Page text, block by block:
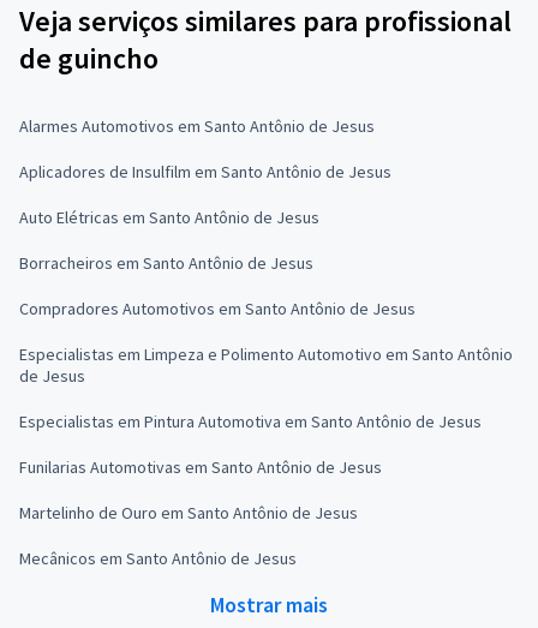
Veja serviços similares para profissional
de guincho
Alarmes Automotivos em Santo Antônio de Jesus
Aplicadores de Insulfilm em Santo Antônio de Jesus
Auto Elétricas em Santo Antônio de Jesus
Borracheiros em Santo Antônio de Jesus
Compradores Automotivos em Santo Antônio de Jesus
Especialistas em Limpeza e Polimento Automotivo em Santo Antônio
de Jesus
Especialistas em Pintura Automotiva em Santo Antônio de Jesus
Funilarias Automotivas em Santo Antônio de Jesus
Martelinho de Ouro em Santo Antônio de Jesus
Mecânicos em Santo Antônio de Jesus
Mostrar mais